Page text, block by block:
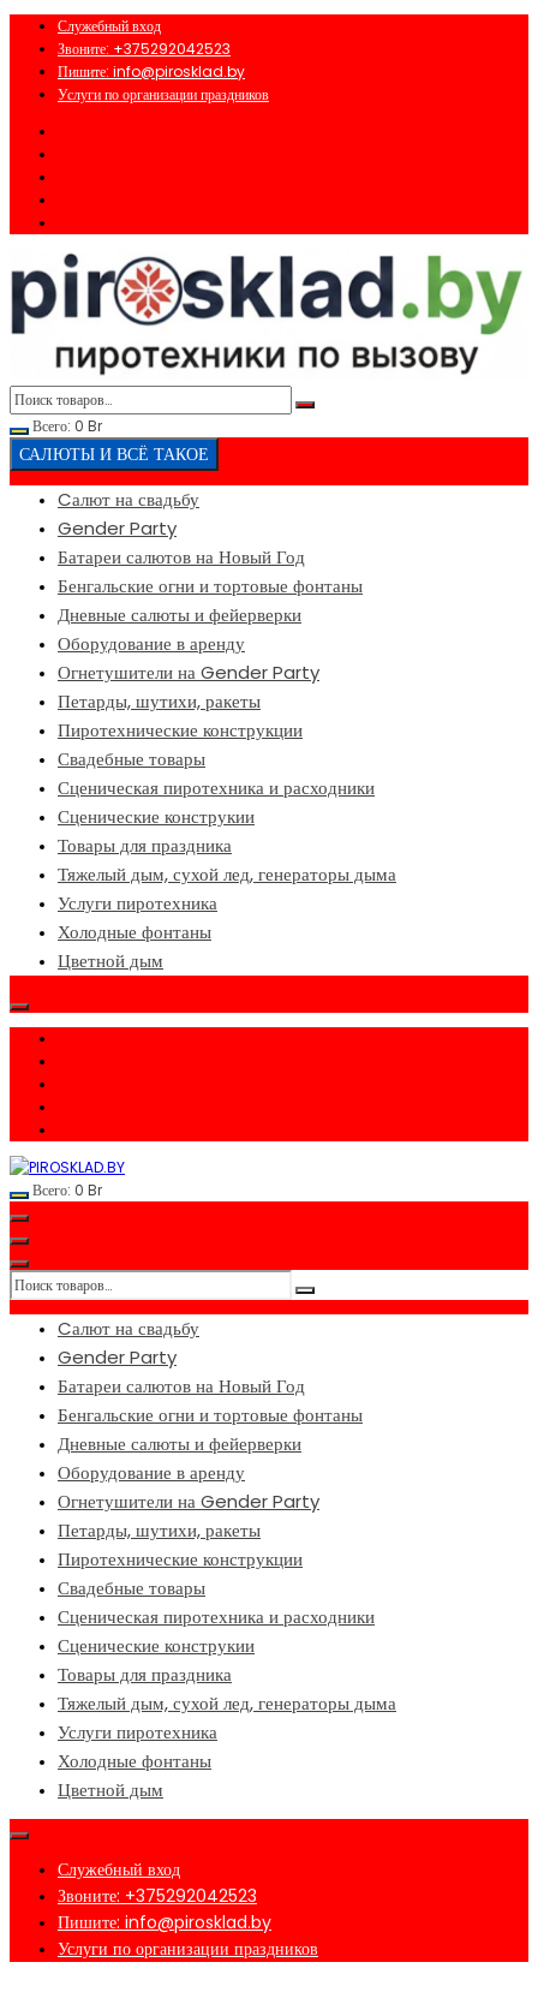
Перейти
содержимому
Служебный вход
Звоните: +375292042523
Пишите: info@pirosklad.by
Услуги по организации праздников
Всего: 0 Br
САЛЮТЫ И ВСЁ ТАКОЕ
Cалют на свадьбу
Gender Party
Батареи салютов на Новый Год
Бенгальские огни и тортовые фонтаны
Дневные салюты и фейерверки
Оборудование в аренду
Огнетушители на Gender Party
Петарды, шутихи, ракеты
Пиротехнические конструкции
Свадебные товары
Сценическая пиротехника и расходники
Сценические конструкии
Товары для праздника
Тяжелый дым, сухой лед, генераторы дыма
Услуги пиротехника
Холодные фонтаны
Цветной дым
Всего: 0 Br
Cалют на свадьбу
Gender Party
Батареи салютов на Новый Год
Бенгальские огни и тортовые фонтаны
Дневные салюты и фейерверки
Оборудование в аренду
Огнетушители на Gender Party
Петарды, шутихи, ракеты
Пиротехнические конструкции
Свадебные товары
Сценическая пиротехника и расходники
Сценические конструкии
Товары для праздника
Тяжелый дым, сухой лед, генераторы дыма
Услуги пиротехника
Холодные фонтаны
Цветной дым
Служебный вход
Звоните: +375292042523
Пишите: info@pirosklad.by
Услуги по организации праздников